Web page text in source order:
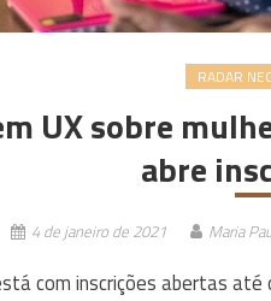
RADAR
UX sobre
abre
4 de janeiro de 2021 Maria
com inscrições abertas